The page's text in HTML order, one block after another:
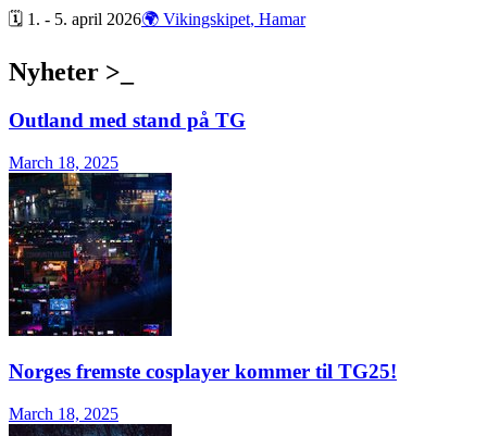
🗓 1. - 5. april 2026🌍 Vikingskipet, Hamar
Nyheter >_
Outland med stand på TG
March 18, 2025
Norges fremste cosplayer kommer til TG25!
March 18, 2025